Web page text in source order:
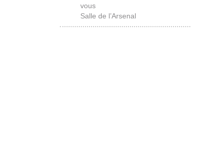
vous
Salle de l’Arsenal